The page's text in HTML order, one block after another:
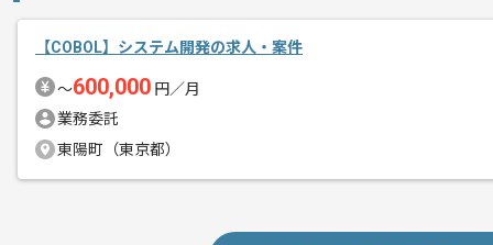
【COBOL】システム開発の求人・案件
〜600,000 円／月
業務委託
東陽町（東京都）